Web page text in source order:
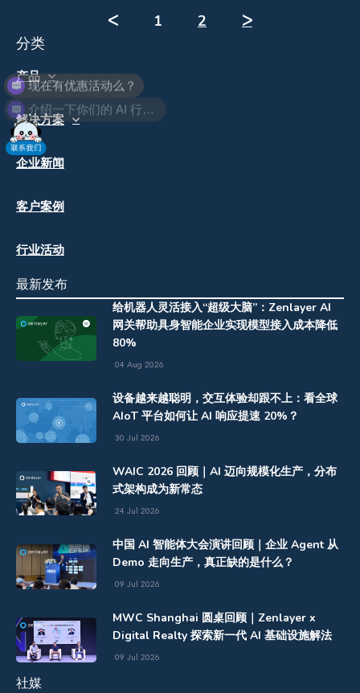
ᐸ 1 2
ᐳ
分类
产品
解决方案
企业新闻
客户案例
行业活动
最新发布
给机器人灵活接入“超级大脑”：Zenlayer AI
网关帮助具身智能企业实现模型接入成本降低
80%
04 Aug 2026
设备越来越聪明，交互体验却跟不上：看全球
AIoT 平台如何让 AI 响应提速 20%？
30 Jul 2026
WAIC 2026 回顾｜AI 迈向规模化生产，分布
式架构成为新常态
24 Jul 2026
中国 AI 智能体大会演讲回顾｜企业 Agent 从
Demo 走向生产，真正缺的是什么？
09 Jul 2026
MWC Shanghai 圆桌回顾｜Zenlayer x
Digital Realty 探索新一代 AI 基础设施解法
09 Jul 2026
社媒